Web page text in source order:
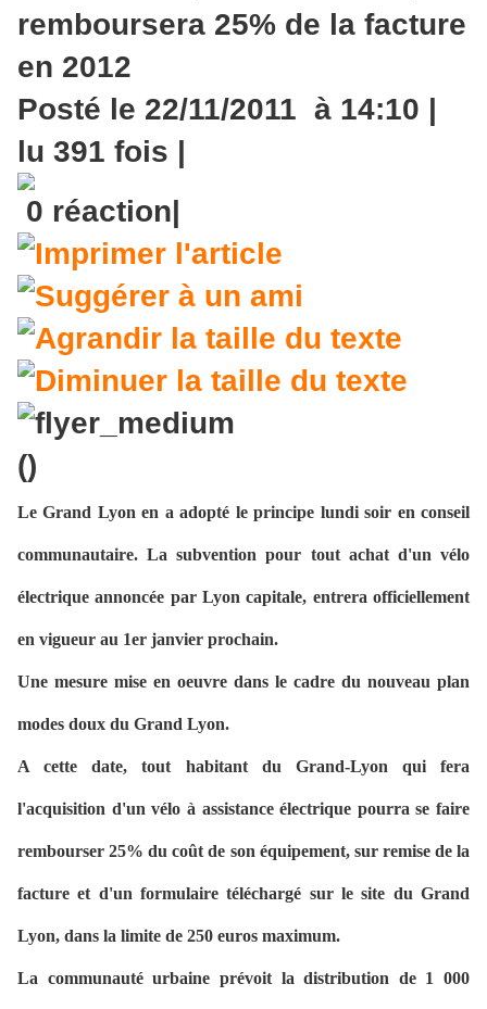
remboursera 25% de la facture
en 2012
Posté le 22/11/2011 à 14:10 |
lu 391 fois |
0 réaction|
Le Grand Lyon en a adopté le principe lundi soir en conseil
communautaire. La subvention pour tout achat d'un vélo
électrique annoncée par Lyon capitale, entrera officiellement
en vigueur au 1er janvier prochain.
Une mesure mise en oeuvre dans le cadre du nouveau plan
modes doux du Grand Lyon.
A cette date, tout habitant du Grand-Lyon qui fera
l'acquisition d'un vélo à assistance électrique pourra se faire
rembourser 25% du coût de son équipement, sur remise de la
facture et d'un formulaire téléchargé sur le site du Grand
Lyon, dans la limite de 250 euros maximum.
La communauté urbaine prévoit la distribution de 1 000